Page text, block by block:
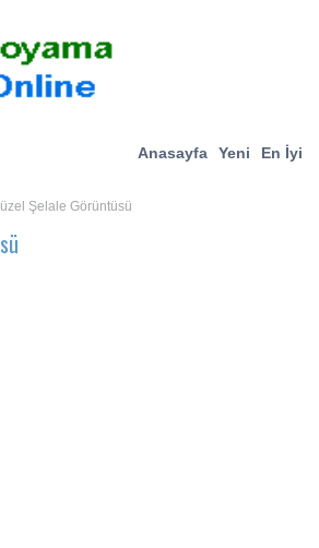
Anasayfa Yeni En İyi
Şelale Görüntüsü